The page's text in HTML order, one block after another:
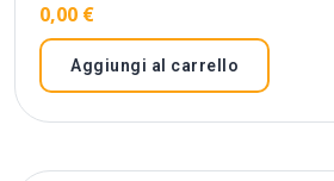
0,00 €
Aggiungi al carrello